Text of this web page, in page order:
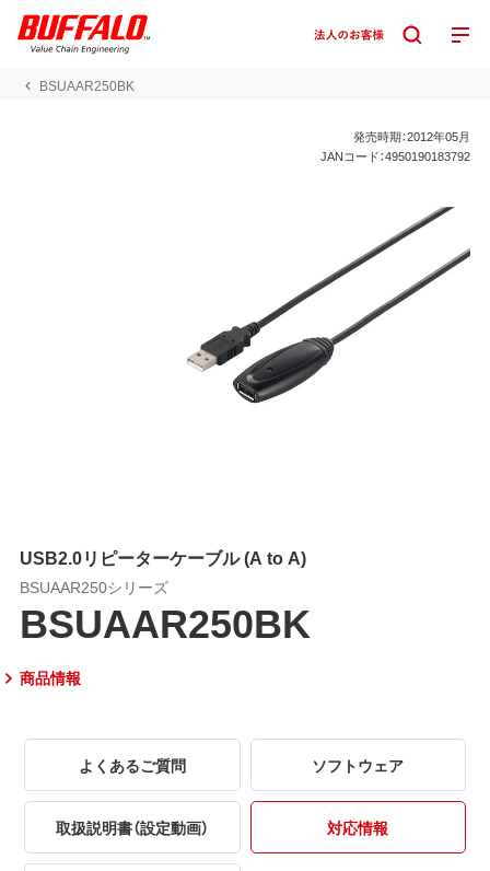
BSUAAR250BK
発売時期：2012年05月
JANコード：4950190183792
USB2.0リピーターケーブル (A to A)
BSUAAR250シリーズ
BSUAAR250BK
商品情報
よくあるご質問 ソフトウェア
取扱説明書（設定動画） 対応情報